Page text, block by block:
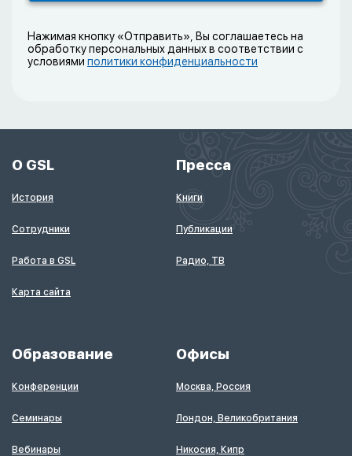
Нажимая кнопку «Отправить», Вы соглашаетесь на
обработку персональных данных в соответствии с
условиями политики конфиденциальности
О GSL
История
Сотрудники
Работа в GSL
Карта сайта
Пресса
Книги
Публикации
Радио, ТВ
Образование
Конференции
Семинары
Вебинары
Офисы
Москва, Россия
Лондон, Великобритания
Никосия, Кипр